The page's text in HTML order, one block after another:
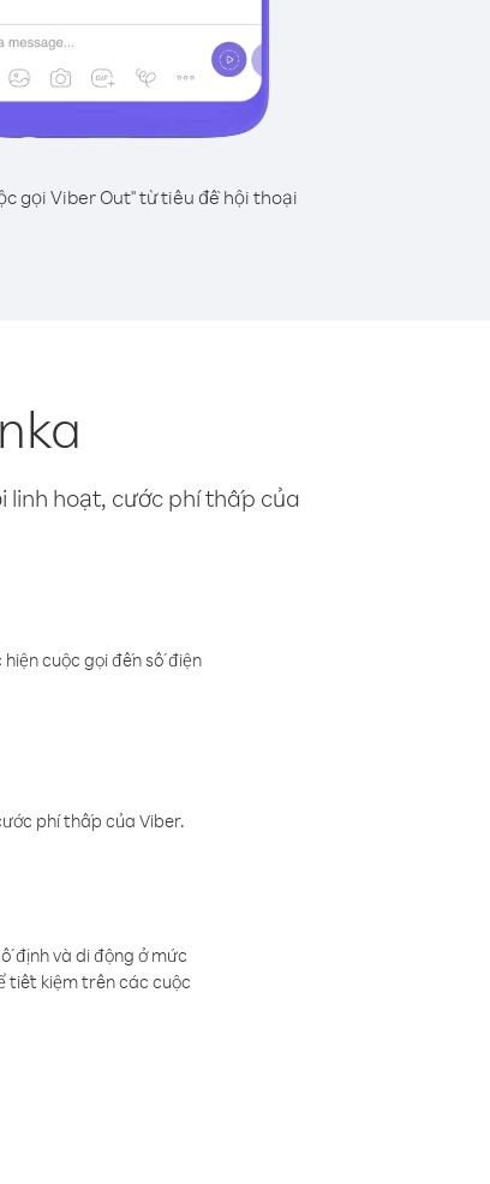
gọi Viber Out" từ tiêu đề hội thoại
linh hoạt, cước phí thấp của
cuộc gọi đến số điện
phí thấp của Viber.
định và di động ở mức
tiết kiệm trên các cuộc